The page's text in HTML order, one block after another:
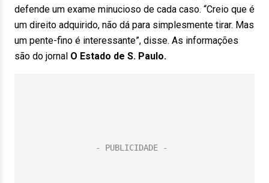
defende um exame minucioso de cada caso. “Creio que é
um direito adquirido, não dá para simplesmente tirar. Mas
um pente-fino é interessante”, disse. As informações
são do jornal O Estado de S. Paulo.